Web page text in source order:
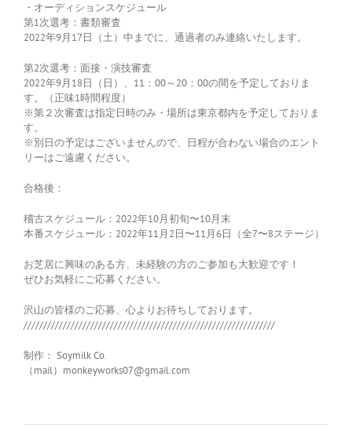
・オーディションスケジュール
第1次選考：書類審査
2022年9月17日（土）中までに、通過者のみ連絡いたします。
第2次選考：面接・演技審査
2022年9月18日（日）、11：00～20：00の間を予定しておりま
す。（正味1時間程度）
※第２次審査は指定日時のみ・場所は東京都内を予定しておりま
す。
※別日の予定はございませんので、日程が合わない場合のエント
リーはご遠慮ください。
合格後：
稽古スケジュール：2022年10月初旬〜10月末
本番スケジュール：2022年11月2日〜11月6日（全7〜8ステージ）
お芝居に興味のある方、未経験の方のご参加も大歓迎です！
ぜひお気軽にご応募ください。
沢山の皆様のご応募、心よりお待ちしております。
////////////////////////////////////////////////////////////////
制作： Soymilk Co.
（mail）monkeyworks07@gmail.com